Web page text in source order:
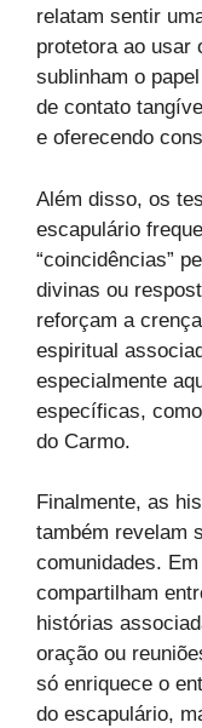
relatam sentir
protetora ao usar
sublinham o
de contato
e oferecendo
Além disso, os
escapulário
“coincidências”
divinas ou
reforçam a
espiritual
especialmente
específicas,
do Carmo.
Finalmente, as
também revelam
comunidades.
compartilham
histórias
oração ou
só enriquece o
do escapulário,